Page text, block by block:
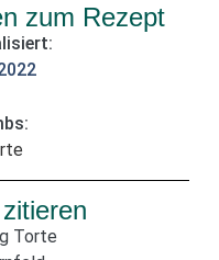
zum Rezept
Torte